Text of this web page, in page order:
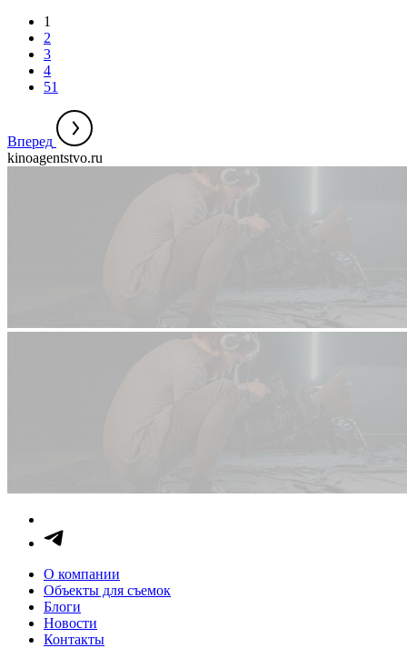
1
2
3
4
51
Вперед
kinoagentstvo.ru
О компании
Объекты для съемок
Блоги
Новости
Контакты